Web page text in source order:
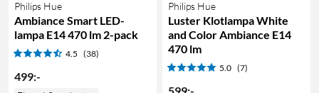
Philips Hue
Ambiance Smart LED-
lampa E14 470 lm 2-pack
4.5 (38)
499:-
Philips Hue
Luster Klotlampa White
and Color Ambiance E14
470 lm
5.0 (7)